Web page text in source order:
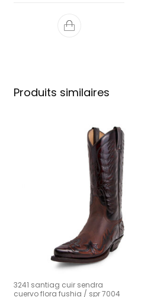
Produits similaires
3241 santiag cuir sendra
cuervo flora fushia / spr 7004